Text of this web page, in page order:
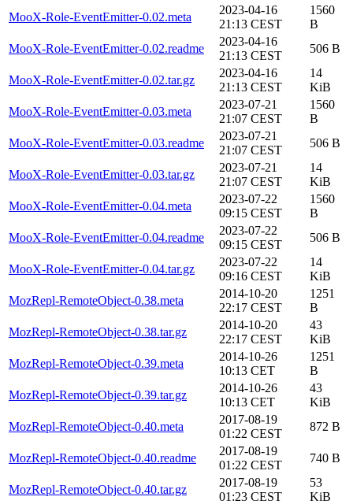
MooX-Role-EventEmitter-0.02.meta
2023-04-16
21:13 CEST
1560
B
MooX-Role-EventEmitter-0.02.readme
2023-04-16
21:13 CEST
506 B
MooX-Role-EventEmitter-0.02.tar.gz
2023-04-16
21:13 CEST
14
KiB
MooX-Role-EventEmitter-0.03.meta
2023-07-21
21:07 CEST
1560
B
MooX-Role-EventEmitter-0.03.readme
2023-07-21
21:07 CEST
506 B
MooX-Role-EventEmitter-0.03.tar.gz
2023-07-21
21:07 CEST
14
KiB
MooX-Role-EventEmitter-0.04.meta
2023-07-22
09:15 CEST
1560
B
MooX-Role-EventEmitter-0.04.readme
2023-07-22
09:15 CEST
506 B
MooX-Role-EventEmitter-0.04.tar.gz
2023-07-22
09:16 CEST
14
KiB
MozRepl-RemoteObject-0.38.meta
2014-10-20
22:17 CEST
1251
B
MozRepl-RemoteObject-0.38.tar.gz
2014-10-20
22:17 CEST
43
KiB
MozRepl-RemoteObject-0.39.meta
2014-10-26
10:13 CET
1251
B
MozRepl-RemoteObject-0.39.tar.gz
2014-10-26
10:13 CET
43
KiB
MozRepl-RemoteObject-0.40.meta
2017-08-19
01:22 CEST
872 B
MozRepl-RemoteObject-0.40.readme
2017-08-19
01:22 CEST
740 B
MozRepl-RemoteObject-0.40.tar.gz
2017-08-19
01:23 CEST
53
KiB